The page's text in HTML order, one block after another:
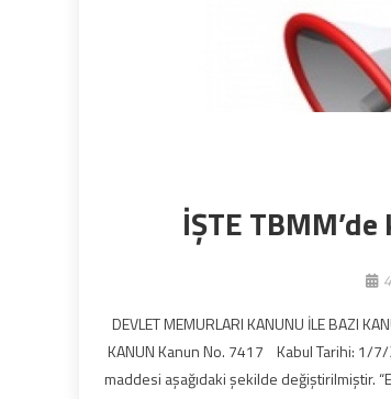
İŞTE
DEVLET MEMURLARI KANUNU İLE BAZI
KANUN Kanun No. 7417 Kabul Tarihi: 1/
maddesi aşağıdaki şekilde değiştirilmiştir.